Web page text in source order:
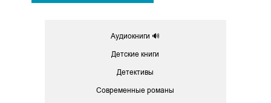
Аудиокниги 🔊
Детские книги
Детективы
Современные романы